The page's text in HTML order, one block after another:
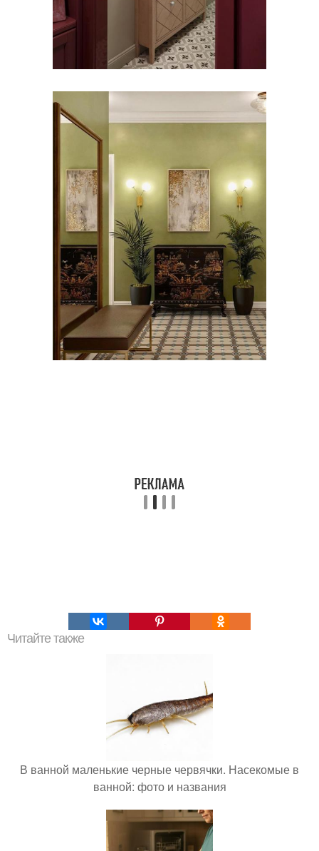
Читайте также
В ванной маленькие черные червячки. Насекомые в
ванной: фото и названия